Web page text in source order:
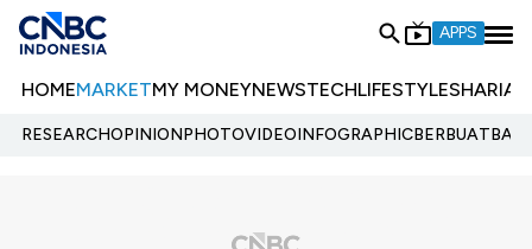
APPS
HOMEMARKETMY MONEYNEWSTECHLIFESTYLESHARIA
RESEARCHOPINIONPHOTOVIDEOINFOGRAPHIC